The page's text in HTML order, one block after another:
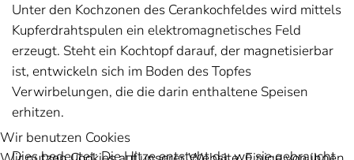
Unter den Kochzonen des Cerankochfeldes wird mittels
Kupferdrahtspulen ein elektromagnetisches Feld
erzeugt. Steht ein Kochtopf darauf, der magnetisierbar
ist, entwickeln sich im Boden des Topfes
Verwirbelungen, die die darin enthaltene Speisen
erhitzen.
Wir benutzen Cookies